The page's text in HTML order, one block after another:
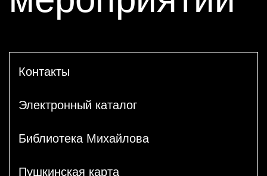
Контакты
Электронный каталог
Библиотека Михайлова
Пушкинская карта